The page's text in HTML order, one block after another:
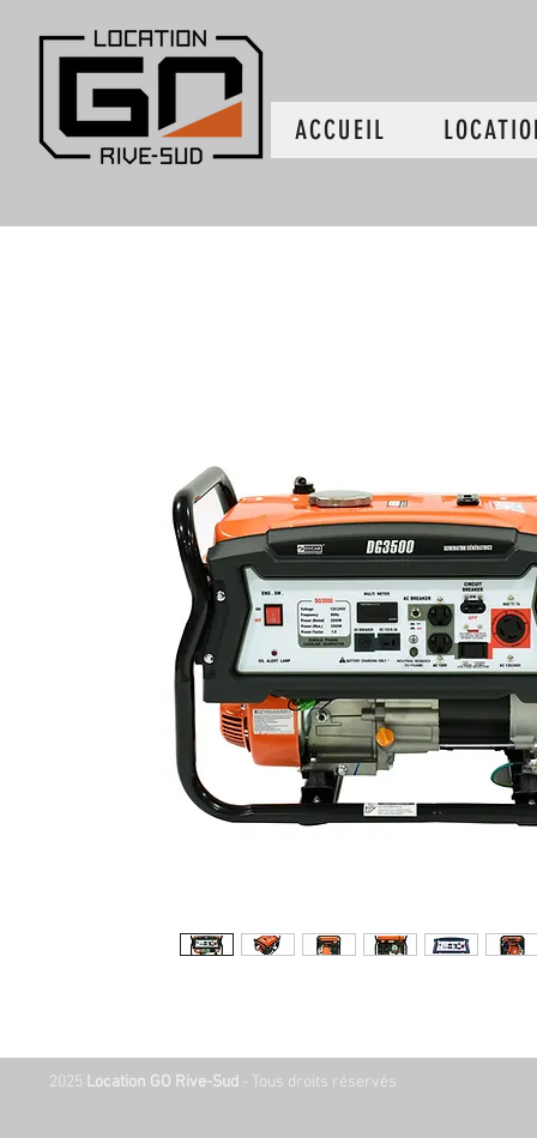
ACCUEIL
2025 Location GO Rive-Sud - Tous droits réservés